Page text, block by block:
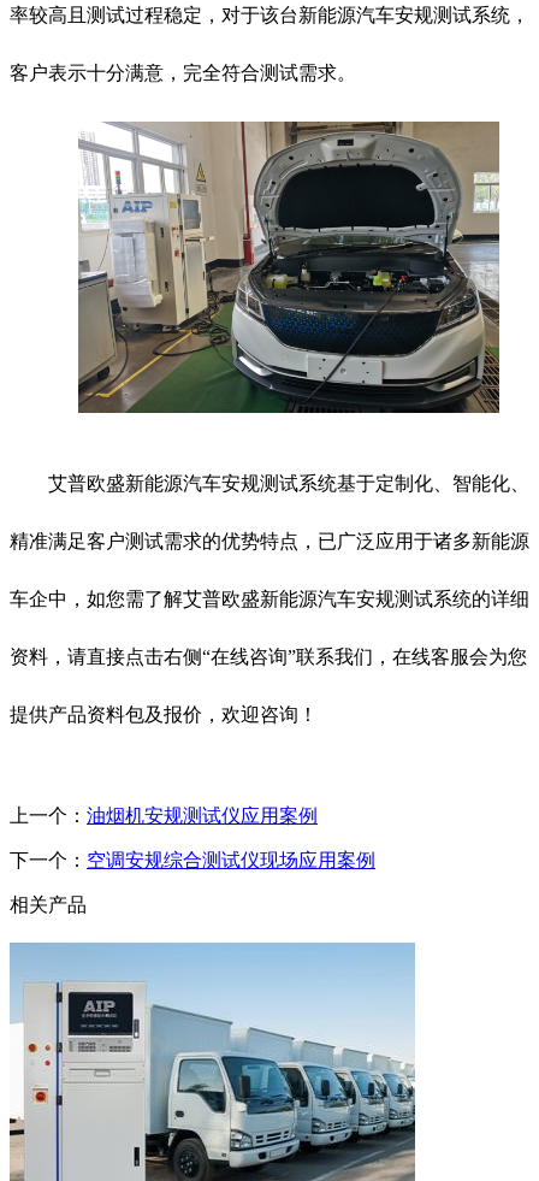
率较高且测试过程稳定，对于该台新能源汽车安规测试系统，
客户表示十分满意，完全符合测试需求。
艾普欧盛新能源汽车安规测试系统基于定制化、智能化、
精准满足客户测试需求的优势特点，已广泛应用于诸多新能源
车企中，如您需了解艾普欧盛新能源汽车安规测试系统的详细
资料，请直接点击右侧“在线咨询”联系我们，在线客服会为您
提供产品资料包及报价，欢迎咨询！
上一个： 油烟机安规测试仪应用案例
下一个： 空调安规综合测试仪现场应用案例
相关产品